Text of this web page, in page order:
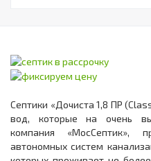
Септики «Дочиста 1,8 ПР
вод, которые на очень
компания «МосСептик»,
автономных систем